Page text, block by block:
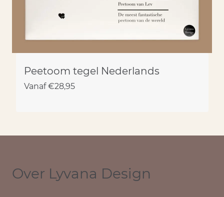
Peetoom tegel Nederlands
Vanaf €28,95
Over Lyvana Design